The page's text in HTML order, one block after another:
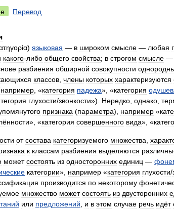
Перевод
) языковая — в широком смысле — любая
какого-либо общего свойства; в строгом смысле —
разбиения обширной совокупности
классов члены которых характеризуются
например , «категория падежа», «категория
глухости​/​звонкости»). Нередко однако
признака (параметра), например «
», «категория совершенного вида», «
от состава категоризуемого множества
к классам разбиения выделяются
может состоять из односторонних единиц —
категории», например «категория глухости​/
производится по некоторому
множество может состоять из двусторонних
или предложений и в этом случае речь идёт